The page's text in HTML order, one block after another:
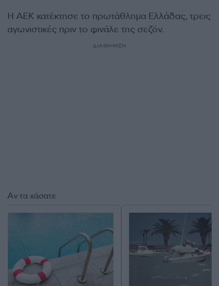
Η ΑΕΚ κατέκτησε το πρωτάθλημα Ελλάδας, τρεις
αγωνιστικές πριν το φινάλε της σεζόν.
ΔΙΑΦΗΜΙΣΗ
Αν τα χάσατε